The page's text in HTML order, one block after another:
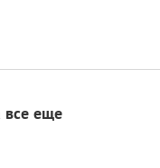
все еще